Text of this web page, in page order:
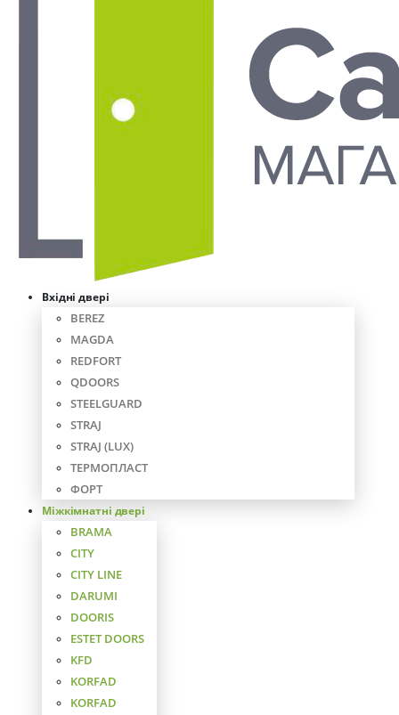
Вхідні двері
BEREZ
MAGDA
REDFORT
QDOORS
STEELGUARD
STRAJ
STRAJ (LUX)
ТЕРМОПЛАСТ
ФОРТ
Міжкімнатні двері
BRAMA
CITY
CITY LINE
DARUMI
DOORIS
ESTET DOORS
KFD
KORFAD
KORFAD